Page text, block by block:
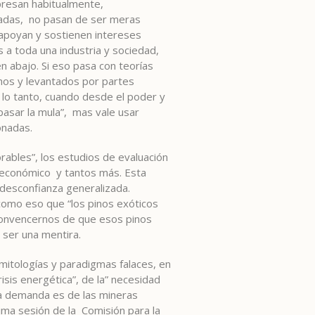
habitualmente,
no pasan de ser meras
y sostienen intereses
a toda una industria y sociedad,
abajo. Si eso pasa con teorías
y levantados por partes
tanto, cuando desde el poder y
la mula”, mas vale usar
los estudios de evaluación
y tantos más. Esta
generalizada.
eso que “los pinos exóticos
de que esos pinos
una mentira.
y paradigmas falaces, en
energética”, de la” necesidad
es de las mineras
sesión de la Comisión para la